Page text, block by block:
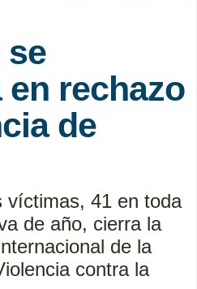
se
rechazo
de
víctimas, 41 en toda
de año, cierra la
de la
contra la